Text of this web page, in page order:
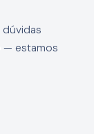
dúvidas
— estamos